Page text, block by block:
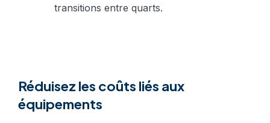
transitions entre quarts.
Réduisez les coûts liés aux
équipements